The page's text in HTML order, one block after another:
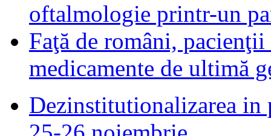
oftalmologie printr-un
Faţă de români, pacienţii
medicamente de ultimă
Dezinstitutionalizarea in